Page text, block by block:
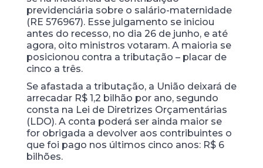
previdenciária sobre o salário-maternidade
(RE 576967). Esse julgamento se iniciou
antes do recesso, no dia 26 de junho, e até
agora, oito ministros votaram. A maioria se
posicionou contra a tributação – placar de
cinco a três.
Se afastada a tributação, a União deixará de
arrecadar R$ 1,2 bilhão por ano, segundo
consta na Lei de Diretrizes Orçamentárias
(LDO). A conta poderá ser ainda maior se
for obrigada a devolver aos contribuintes o
que foi pago nos últimos cinco anos: R$ 6
bilhões.